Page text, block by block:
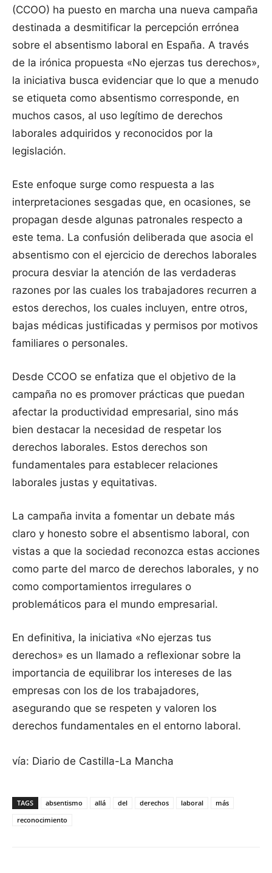
(CCOO) ha puesto en marcha una nueva campaña
destinada a desmitificar la percepción errónea
sobre el absentismo laboral en España. A través
de la irónica propuesta «No ejerzas tus derechos»,
la iniciativa busca evidenciar que lo que a menudo
se etiqueta como absentismo corresponde, en
muchos casos, al uso legítimo de derechos
laborales adquiridos y reconocidos por la
legislación.
Este enfoque surge como respuesta a las
interpretaciones sesgadas que, en ocasiones, se
propagan desde algunas patronales respecto a
este tema. La confusión deliberada que asocia el
absentismo con el ejercicio de derechos laborales
procura desviar la atención de las verdaderas
razones por las cuales los trabajadores recurren a
estos derechos, los cuales incluyen, entre otros,
bajas médicas justificadas y permisos por motivos
familiares o personales.
Desde CCOO se enfatiza que el objetivo de la
campaña no es promover prácticas que puedan
afectar la productividad empresarial, sino más
bien destacar la necesidad de respetar los
derechos laborales. Estos derechos son
fundamentales para establecer relaciones
laborales justas y equitativas.
La campaña invita a fomentar un debate más
claro y honesto sobre el absentismo laboral, con
vistas a que la sociedad reconozca estas acciones
como parte del marco de derechos laborales, y no
como comportamientos irregulares o
problemáticos para el mundo empresarial.
En definitiva, la iniciativa «No ejerzas tus
derechos» es un llamado a reflexionar sobre la
importancia de equilibrar los intereses de las
empresas con los de los trabajadores,
asegurando que se respeten y valoren los
derechos fundamentales en el entorno laboral.
vía: Diario de Castilla-La Mancha
TAGS absentismo allá del derechos laboral
más
reconocimiento